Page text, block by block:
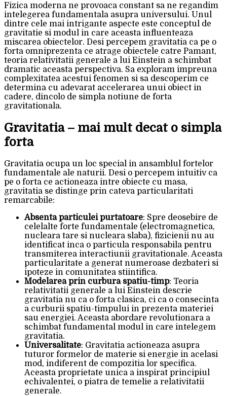
Fizica moderna ne provoaca constant sa ne regandim
intelegerea fundamentala asupra universului. Unul
dintre cele mai intrigante aspecte este conceptul de
gravitatie si modul in care aceasta influenteaza
miscarea obiectelor. Desi percepem gravitatia ca pe o
forta omniprezenta ce atrage obiectele catre Pamant,
teoria relativitatii generale a lui Einstein a schimbat
dramatic aceasta perspectiva. Sa exploram impreuna
complexitatea acestui fenomen si sa descoperim ce
determina cu adevarat accelerarea unui obiect in
cadere, dincolo de simpla notiune de forta
gravitationala.
Gravitatia – mai mult decat o simpla
forta
Gravitatia ocupa un loc special in ansamblul fortelor
fundamentale ale naturii. Desi o percepem intuitiv ca
pe o forta ce actioneaza intre obiecte cu masa,
gravitatia se distinge prin cateva particularitati
remarcabile:
Absenta particulei purtatoare: Spre deosebire de
celelalte forte fundamentale (electromagnetica,
nucleara tare si nucleara slaba), fizicienii nu au
identificat inca o particula responsabila pentru
transmiterea interactiunii gravitationale. Aceasta
particularitate a generat numeroase dezbateri si
ipoteze in comunitatea stiintifica.
Modelarea prin curbura spatiu-timp: Teoria
relativitatii generale a lui Einstein descrie
gravitatia nu ca o forta clasica, ci ca o consecinta
a curburii spatiu-timpului in prezenta materiei
sau energiei. Aceasta abordare revolutionara a
schimbat fundamental modul in care intelegem
gravitatia.
Universalitate: Gravitatia actioneaza asupra
tuturor formelor de materie si energie in acelasi
mod, indiferent de compozitia lor specifica.
Aceasta proprietate unica a inspirat principiul
echivalentei, o piatra de temelie a relativitatii
generale.